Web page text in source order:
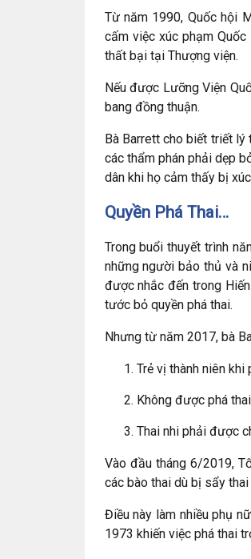
Từ năm 1990, Quốc hội
cấm việc xúc phạm
thất bại tại Thượng viện.
Nếu được Lưỡng Viện
bang đồng thuận.
Bà Barrett cho biết triết
các thẩm phán phải dẹp
dân khi họ cảm thấy bị
Quyền Phá Thai…
Trong buổi thuyết trình
những người bảo thủ và
được nhắc đến trong
tước bỏ quyền phá thai.
Nhưng từ năm 2017, bà
Trẻ vị thành niên
Không được phá
Thai nhi phải được
Vào đầu tháng 6/2019,
các bào thai dù bị sẩy
Điều này làm nhiều phụ
1973 khiến việc phá thai